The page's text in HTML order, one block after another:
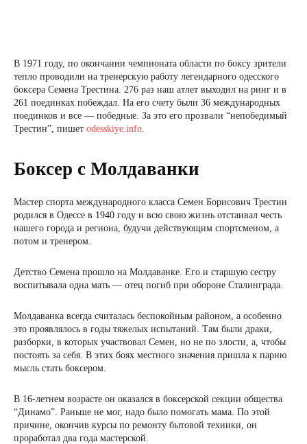
В 1971 году, по окончании чемпионата области по боксу зрители
тепло проводили на тренерскую работу легендарного одесского
боксера Семена Трестина. 276 раз наш атлет выходил на ринг и в
261 поединках побеждал. На его счету были 36 международных
поединков и все — победные. За это его прозвали “непобедимый
Трестин”, пишет odesskiye.info.
Боксер с Молдаванки
Мастер спорта международного класса Семен Борисович Трестин
родился в Одессе в 1940 году и всю свою жизнь отстаивал честь
нашего города и региона, будучи действующим спортсменом, а
потом и тренером.
Детство Семена прошло на Молдаванке. Его и старшую сестру
воспитывала одна мать — отец погиб при обороне Сталинграда.
Молдаванка всегда считалась беспокойным районом, а особенно
это проявлялось в годы тяжелых испытаний. Там были драки,
разборки, в которых участвовал Семен, но не по злости, а, чтобы
постоять за себя. В этих боях местного значения пришла к парню
мысль стать боксером.
В 16-летнем возрасте он оказался в боксерской секции общества
“Динамо”. Раньше не мог, надо было помогать мама. По этой
причине, окончив курсы по ремонту бытовой техники, он
проработал два года мастерской.